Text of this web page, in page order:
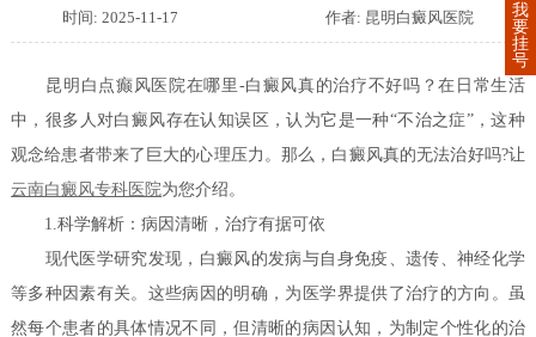
时间: 2025-11-17 作者: 昆明白癜风医院
昆明白点癫风医院在哪里-白癜风真的治疗不好吗？在日常生活
中，很多人对白癜风存在认知误区，认为它是一种“不治之症”，这种
观念给患者带来了巨大的心理压力。那么，白癜风真的无法治好吗?让
云南白癜风专科医院为您介绍。
1.科学解析：病因清晰，治疗有据可依
现代医学研究发现，白癜风的发病与自身免疫、遗传、神经化学
等多种因素有关。这些病因的明确，为医学界提供了治疗的方向。虽
然每个患者的具体情况不同，但清晰的病因认知，为制定个性化的治
我
要
挂
号